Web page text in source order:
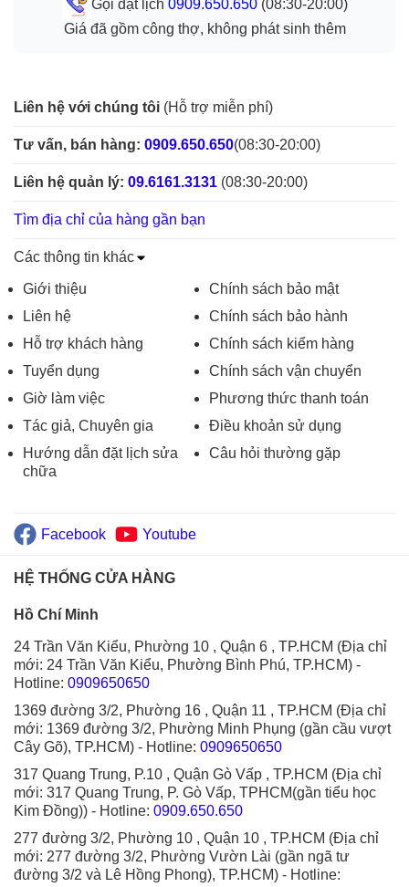
Gọi đặt lịch 0909.650.650(08:30-20:00)
Giá đã gồm công thợ, không phát sinh thêm
Liên hệ với chúng tôi (Hỗ trợ miễn phí)
Tư vấn, bán hàng: 0909.650.650(08:30-20:00)
Liên hệ quản lý: 09.6161.3131 (08:30-20:00)
Tìm địa chỉ của hàng gần bạn
Các thông tin khác
Giới thiệu
Liên hệ
Hỗ trợ khách hàng
Tuyển dụng
Giờ làm việc
Tác giả, Chuyên gia
Hướng dẫn đặt lịch sửa
chữa
Chính sách bảo mật
Chính sách bảo hành
Chính sách kiểm hàng
Chính sách vận chuyển
Phương thức thanh toán
Điều khoản sử dụng
Câu hỏi thường gặp
Facebook Youtube
HỆ THỐNG CỬA HÀNG
Hồ Chí Minh
24 Trần Văn Kiểu, Phường 10 , Quận 6 , TP.HCM (Địa chỉ
mới: 24 Trần Văn Kiểu, Phường Bình Phú, TP.HCM) -
Hotline: 0909650650
1369 đường 3/2, Phường 16 , Quận 11 , TP.HCM (Địa chỉ
mới: 1369 đường 3/2, Phường Minh Phụng (gần cầu vượt
Cây Gõ), TP.HCM) - Hotline: 0909650650
317 Quang Trung, P.10 , Quận Gò Vấp , TP.HCM (Địa chỉ
mới: 317 Quang Trung, P. Gò Vấp, TPHCM(gần tiểu học
Kim Đồng)) - Hotline: 0909.650.650
277 đường 3/2, Phường 10 , Quận 10 , TP.HCM (Địa chỉ
mới: 277 đường 3/2, Phường Vườn Lài (gần ngã tư
đường 3/2 và Lê Hồng Phong), TP.HCM) - Hotline: